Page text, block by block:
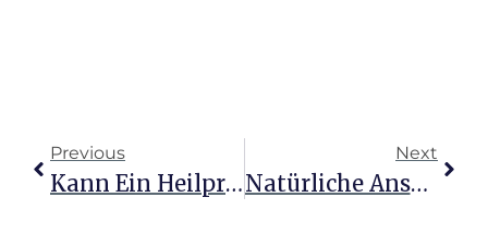
Previous
Kann Ein Heilpraktiker Wirklich Helfen Inspiration Und Fakten
Next
Natürliche Ansätze Von Heilpraktikern Gegen Bluthochdruck